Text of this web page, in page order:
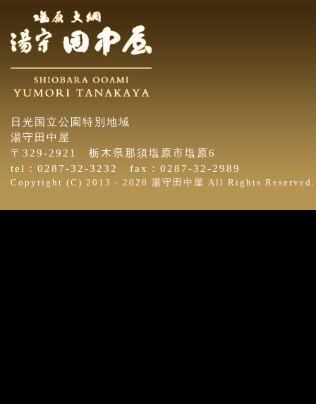
日光国立公園特別地域
湯守田中屋
〒329-2921 栃木県那須塩原市塩原6
tel：0287-32-3232 fax：0287-32-2989
Copyright (C) 2013 - 2026 湯守田中屋 All Rights Reserved.